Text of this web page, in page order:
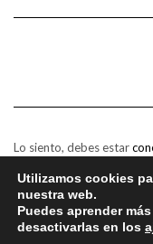
Lo siento, debes estar
Utilizamos cookies
nuestra web.
Puedes aprender
desactivarlas en los